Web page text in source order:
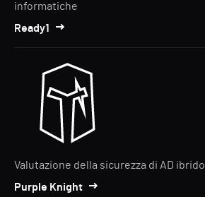
informatiche
Ready1
Valutazione della sicurezza di AD ibrido
Purple Knight